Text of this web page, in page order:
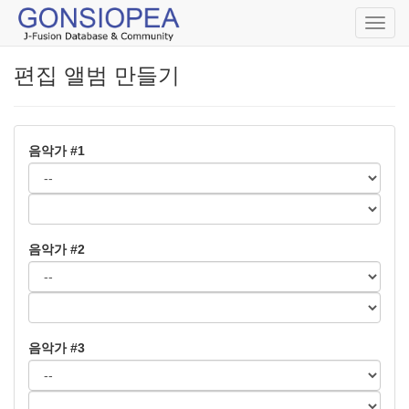
편집 앨범 만들기
음악가 #1
음악가 #2
음악가 #3